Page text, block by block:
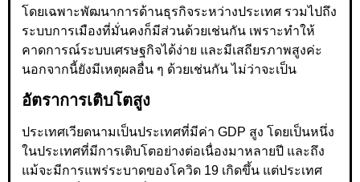
โดยเฉพาะพัฒนาการด้านธุรกิจระหว่างประเทศ รวมไปถึง
ระบบการเมืองที่มั่นคงก็มีส่วนด้วยเช่นกัน เพราะทำให้
คาดการณ์ระบบเศรษฐกิจได้ง่าย และมีเสถียรภาพสูงค่ะ
นอกจากนี้ยังมีเหตุผลอื่น ๆ ด้วยเช่นกัน ไม่ว่าจะเป็น
อัตราการเติบโตสูง
ประเทศเวียดนามเป็นประเทศที่มีค่า GDP สูง โดยเป็นหนึ่ง
ในประเทศที่มีการเติบโตอย่างต่อเนื่องมาหลายปี และถึง
แม้จะมีการแพร่ระบาดของโควิด 19 เกิดขึ้น แต่ประเทศ